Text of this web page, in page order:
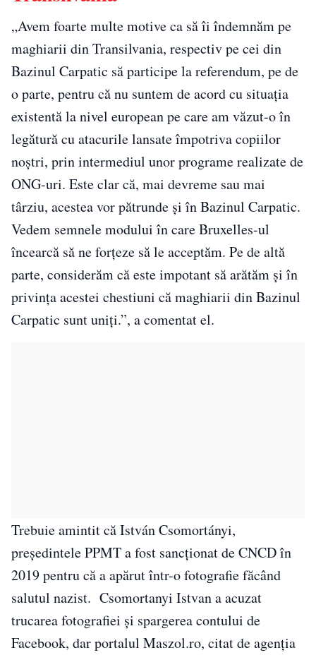
„Avem foarte multe motive ca să îi îndemnăm pe
maghiarii din Transilvania, respectiv pe cei din
Bazinul Carpatic să participe la referendum, pe de
o parte, pentru că nu suntem de acord cu situaţia
existentă la nivel european pe care am văzut-o în
legătură cu atacurile lansate împotriva copiilor
noştri, prin intermediul unor programe realizate de
ONG-uri. Este clar că, mai devreme sau mai
târziu, acestea vor pătrunde şi în Bazinul Carpatic.
Vedem semnele modului în care Bruxelles-ul
încearcă să ne forţeze să le acceptăm. Pe de altă
parte, considerăm că este impotant să arătăm şi în
privinţa acestei chestiuni că maghiarii din Bazinul
Carpatic sunt uniţi.”, a comentat el.
Trebuie amintit că István Csomortányi,
președintele PPMT a fost sancționat de CNCD în
2019 pentru că a apărut într-o fotografie făcând
salutul nazist. Csomortanyi Istvan a acuzat
trucarea fotografiei și spargerea contului de
Facebook, dar portalul Maszol.ro, citat de agenția